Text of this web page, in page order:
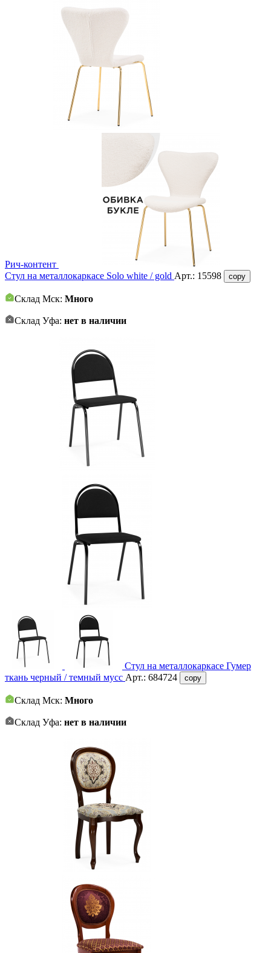
Рич-контент
Стул на металлокаркасе Solo white / gold Арт.: 15598 copy
Склад Мск: Много
Склад Уфа: нет в наличии
Стул на металлокаркасе Гумер
ткань черный / темный мусс Арт.: 684724 copy
Склад Мск: Много
Склад Уфа: нет в наличии